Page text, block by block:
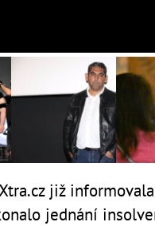
již
jednání